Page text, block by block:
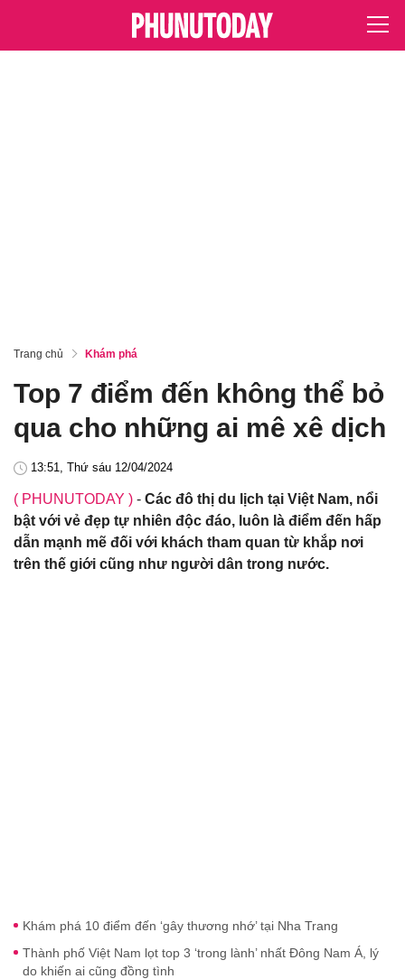
Trang chủ Khám phá
Top 7 điểm đến không thể bỏ
qua cho những ai mê xê dịch
13:51, Thứ sáu 12/04/2024
( PHUNUTODAY ) - Các đô thị du lịch tại Việt Nam, nổi
bật với vẻ đẹp tự nhiên độc đáo, luôn là điểm đến hấp
dẫn mạnh mẽ đối với khách tham quan từ khắp nơi
trên thế giới cũng như người dân trong nước.
Khám phá 10 điểm đến ‘gây thương nhớ’ tại Nha Trang
Thành phố Việt Nam lọt top 3 ‘trong lành’ nhất Đông Nam Á, lý
do khiến ai cũng đồng tình